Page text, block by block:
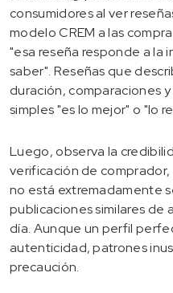
consumidores al ver
modelo CREM a las
"esa reseña responde a la
saber". Reseñas que
duración, comparaciones
simples "es lo mejor" o "lo
Luego, observa la
verificación de
no está extremadamente
publicaciones similares de
día. Aunque un perfil
autenticidad, patrones
precaución.